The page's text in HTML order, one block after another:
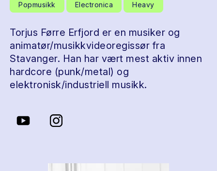
Popmusikk Electronica Heavy
Torjus Førre Erfjord er en musiker og
animatør/musikkvideoregissør fra
Stavanger. Han har vært mest aktiv innen
hardcore (punk/metal) og
elektronisk/industriell musikk.